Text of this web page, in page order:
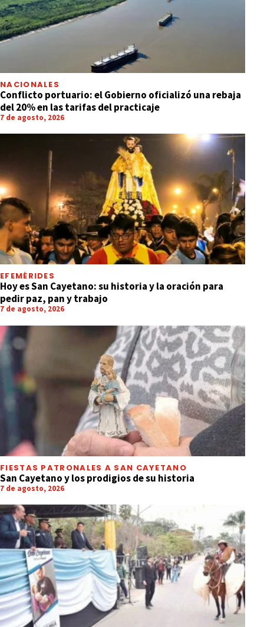
NACIONALES
Conflicto portuario: el Gobierno oficializó una rebaja
del 20% en las tarifas del practicaje
7 de agosto, 2026
EFEMÉRIDES
Hoy es San Cayetano: su historia y la oración para
pedir paz, pan y trabajo
7 de agosto, 2026
FIESTAS PATRONALES A SAN CAYETANO
San Cayetano y los prodigios de su historia
7 de agosto, 2026